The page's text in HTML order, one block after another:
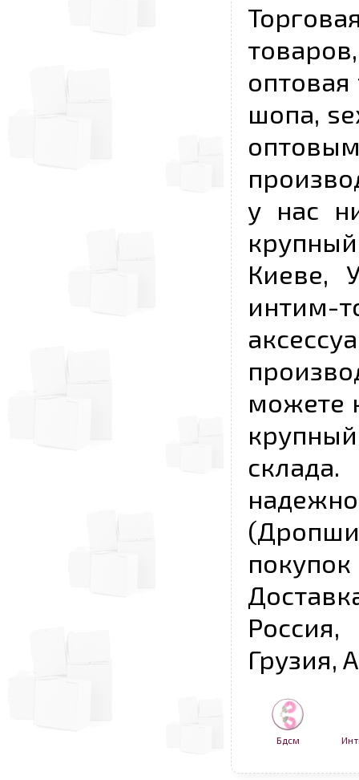
шопа,
у нас
Киеве,
можете
Грузия,
Бдсм